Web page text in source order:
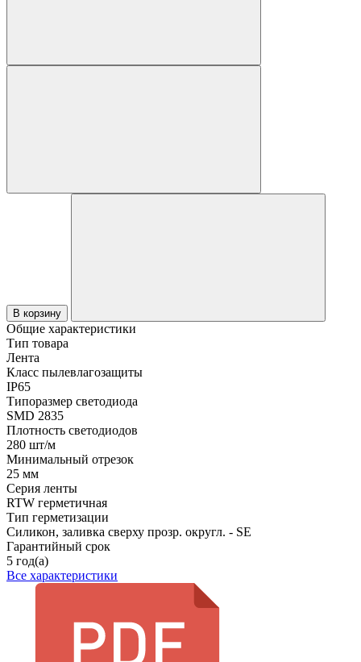
В корзину
Общие характеристики
Тип товара
Лента
Класс пылевлагозащиты
IP65
Типоразмер светодиода
SMD 2835
Плотность светодиодов
280 шт/м
Минимальный отрезок
25 мм
Серия ленты
RTW герметичная
Тип герметизации
Силикон, заливка сверху прозр. округл. - SE
Гарантийный срок
5 год(а)
Все характеристики